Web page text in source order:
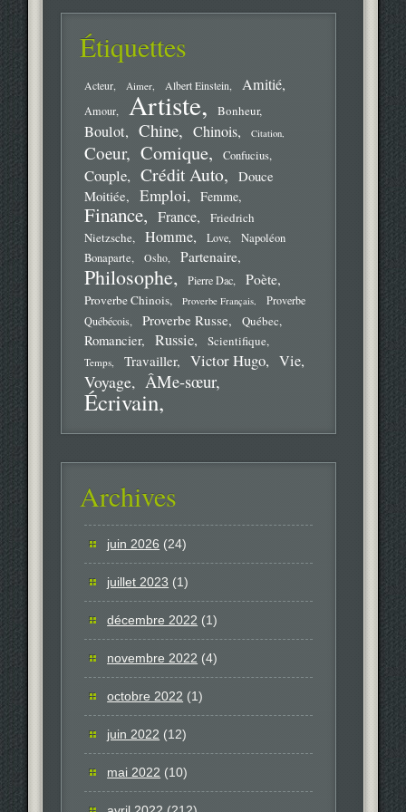
Étiquettes
Acteur Aimer Albert Einstein Amitié
Amour Artiste Bonheur
Boulot Chine Chinois Citation
Coeur Comique Confucius
Couple Crédit Auto
Douce
Moitiée
Emploi Femme
Finance France
Friedrich
Nietzsche
Homme Love
Napoléon
Bonaparte
Osho Partenaire
Philosophe Pierre Dac Poète
Proverbe Chinois Proverbe Français
Proverbe
Québécois
Proverbe Russe Québec
Romancier Russie Scientifique
Temps Travailler Victor Hugo Vie
Voyage ÂMe-sœur
Écrivain
Archives
juin 2026 (24)
juillet 2023 (1)
décembre 2022 (1)
novembre 2022 (4)
octobre 2022 (1)
juin 2022 (12)
mai 2022 (10)